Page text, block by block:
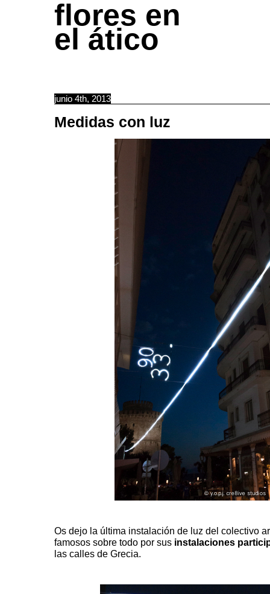
flores en
el ático
junio 4th, 2013
Medidas con luz
Os dejo la última instalación de luz del colectivo
famosos sobre todo por sus instalaciones
las calles de Grecia.